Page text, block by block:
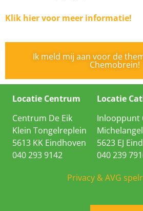
Klik hiervoor meer informatie!
Ik meld mij aan voor de
Chemobrein!
Locatie Centrum
Centrum De Eik
Klein Tongelreplein
5613 KK Eindhoven
040 293 9142
Locatie
Inlooppunt
5623 EJ
040 239
Privacy & AVG